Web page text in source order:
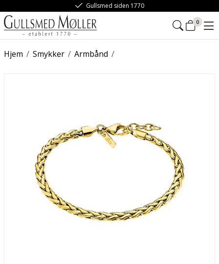
Gullsmed siden 1770
0
/
Hjem /
Smykker /
Armbånd